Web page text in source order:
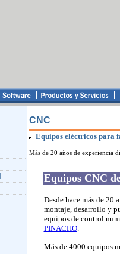
CNC
Equipos eléctricos para
Más de 20 años de experiencia
Equipos CNC
Desde hace más de 20
montaje, desarrollo y
equipos de control
PINACHO.
Más de 4000 equipos